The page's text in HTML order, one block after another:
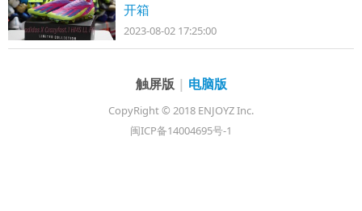
开箱
2023-08-02 17:25:00
触屏版 | 电脑版
CopyRight © 2018 ENJOYZ Inc.
闽ICP备14004695号-1